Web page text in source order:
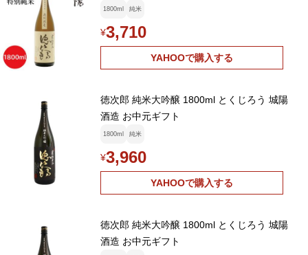
1800ml 純米
¥3,710
YAHOOで購入する
徳次郎 純米大吟醸 1800ml とくじろう 城陽
酒造 お中元ギフト
1800ml 純米
¥3,960
YAHOOで購入する
徳次郎 純米大吟醸 1800ml とくじろう 城陽
酒造 お中元ギフト